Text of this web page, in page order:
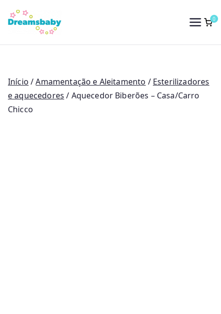
para
conteúdo
Dreams Baby
0
Início /Amamentação e Aleitamento / Esterilizadores
e aquecedores / Aquecedor Biberões – Casa/Carro
Chicco